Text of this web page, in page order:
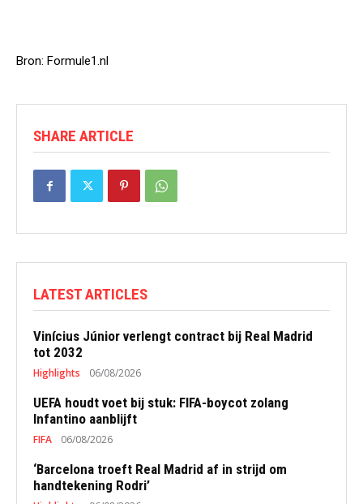
Bron: Formule1.nl
SHARE ARTICLE
LATEST ARTICLES
Vinícius Júnior verlengt contract bij Real Madrid
tot 2032
Highlights 06/08/2026
UEFA houdt voet bij stuk: FIFA-boycot zolang
Infantino aanblijft
FIFA 06/08/2026
‘Barcelona troeft Real Madrid af in strijd om
handtekening Rodri’